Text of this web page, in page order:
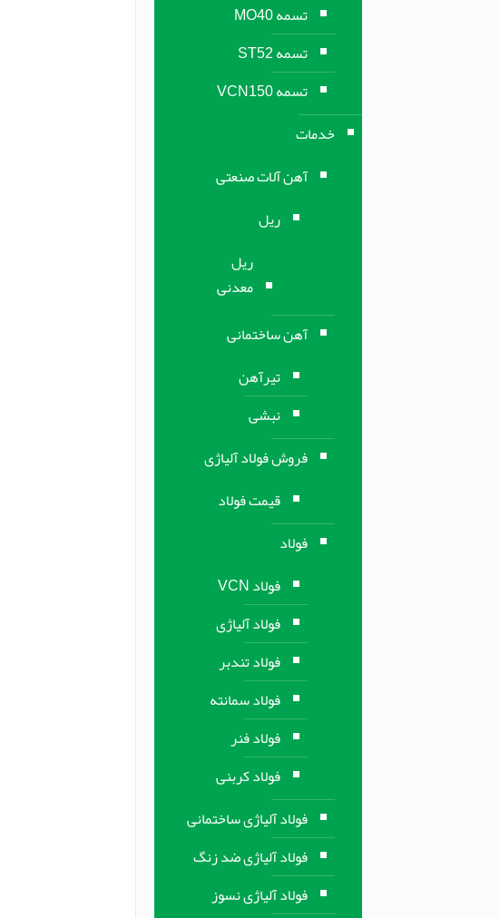
تسمه MO40
تسمه ST52
تسمه VCN150
خدمات
آهن آلات صنعتی
ریل
ریل
معدنی
آهن ساختمانی
تیرآهن
نبشی
فروش فولاد آلیاژی
قیمت فولاد
فولاد
فولاد VCN
فولاد آلیاژی
فولاد تندبر
فولاد سمانته
فولاد فنر
فولاد کربنی
فولاد آلیاژی ساختمانی
فولاد آلیاژی ضد زنگ
فولاد آلیاژی نسوز